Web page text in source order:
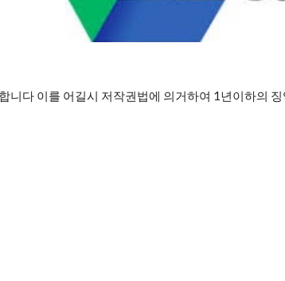
니다 이를 어길시 저작권법에 의거하여 1년이하의